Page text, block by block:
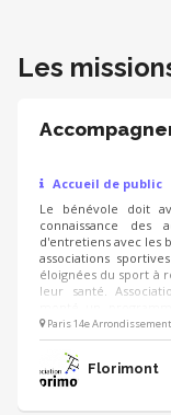
Les
Accueil de public
Le bénévole doit
connaissance des
d'entretiens avec les
associations
éloignées du sport à
leur santé.
associations sportives.
Paris 14e
Florimont